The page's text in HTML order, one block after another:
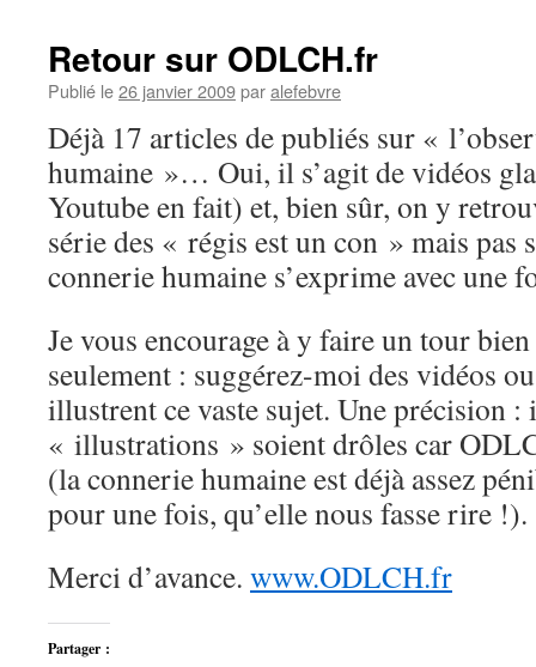
Retour sur ODLCH.fr
Publié le26 janvier 2009paralefebvre
Déjà 17 articles de publiés sur «
humaine »… Oui, il s’agit de vidéos
Youtube en fait) et, bien sûr, on y
série des « régis est un con » mais pas
connerie humaine s’exprime avec une
Je vous encourage à y faire un tour
seulement : suggérez-moi des vidéos
illustrent ce vaste sujet. Une précision :
« illustrations » soient drôles car
(la connerie humaine est déjà assez
pour une fois, qu’elle nous fasse rire !).
Merci d’avance. www.ODLCH.fr
Partager :